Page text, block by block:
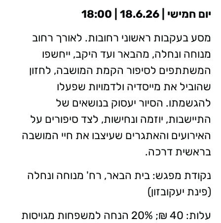
יום חמישי | 18.6.26 | 18:00
מסע בעקבות ראשוני רחובות. לאורך רחוב
מנוחה ונחלה, מהבאר ועד היקב, ייחשפו
המשתתפים לסיפור הקמת המושבה, לחזון
שהוביל את מייסדיה ולדמויות שפעלו
להגשמתו. הסיור יעסוק בנושאים של
התיישבות, יוזמה ונחישות, לצד סיפורים על
האירועים והאתגרים שעיצבו את חיי המושבה
בראשית דרכה.
נקודת מפגש: בית הבאר, רח' מנוחה ונחלה
(פינת יעקובזון)
עלות: 40 ₪; 20% הנחה למשפחות מגויסות